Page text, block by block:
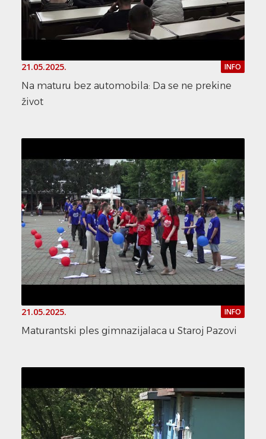
21.05.2025. INFO
Na maturu bez automobila: Da se ne prekine
život
21.05.2025. INFO
Maturantski ples gimnazijalaca u Staroj Pazovi